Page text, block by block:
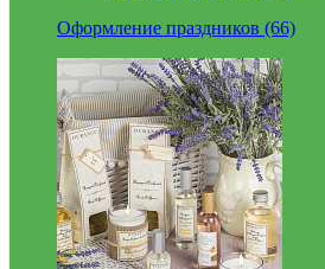
Оформление праздников (66)